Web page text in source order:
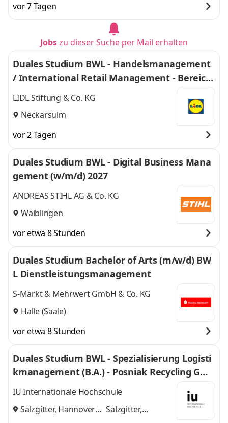
vor 7 Tagen
Jobszu dieser Suche per Mail erhalten
Duales Studium BWL - Handelsmanagement
/ International Retail Management - Bereich
Einkauf 2027
LIDL Stiftung & Co. KG
Neckarsulm
vor 2 Tagen
Duales Studium BWL - Digital Business Mana
gement (w/m/d) 2027
ANDREAS STIHL AG & Co. KG
Waiblingen
vor etwa 8 Stunden
Duales Studium Bachelor of Arts (m/w/d) BW
L Dienstleistungsmanagement
S-Markt & Mehrwert GmbH & Co. KG
Halle (Saale)
vor etwa 8 Stunden
Duales Studium BWL - Spezialisierung Logisti
kmanagement (B.A.) - Posniak Recycling Gmb
H
IU Internationale Hochschule
Salzgitter, Hannover
Salzgitter,